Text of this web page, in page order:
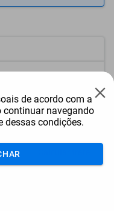
de acordo com a
continuar navegando
dessas condições.